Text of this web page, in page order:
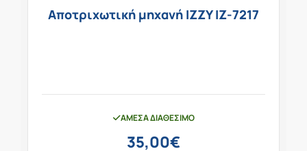
Αποτριχωτική μηχανή IZZY IZ-7217
ΆΜΕΣΑ ΔΙΑΘΈΣΙΜΟ
35,00€